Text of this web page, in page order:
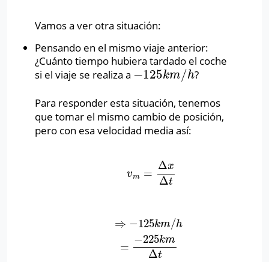
Vamos a ver otra situación:
Pensando en el mismo viaje anterior:
¿Cuánto tiempo hubiera tardado el coche
si el viaje se realiza a −125km /h
−125km/h ?
Para responder esta situación, tenemos
que tomar el mismo cambio de posición,
pero con esa velocidad media así:
vm =
Δx
Δt
vm =Δ xΔt
⇒ −125km/h
=
−225km
Δt
125 km/h=−225km